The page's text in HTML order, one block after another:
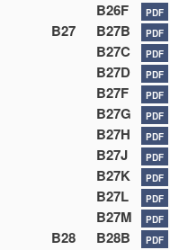
B26F PDF
B27 B27B PDF
B27C PDF
B27D PDF
B27F PDF
B27G PDF
B27H PDF
B27J PDF
B27K PDF
B27L PDF
B27M PDF
B28 B28B PDF